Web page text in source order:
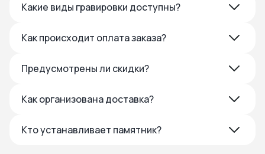
Какие виды гравировки доступны?
Как происходит оплата заказа?
Предусмотрены ли скидки?
Как организована доставка?
Кто устанавливает памятник?